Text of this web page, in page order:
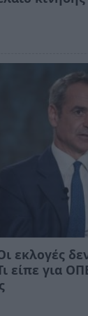
εκλογές
είπε για